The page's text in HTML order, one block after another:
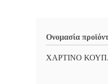
Ονομασία
ΧΑΡΤΙΝΟ